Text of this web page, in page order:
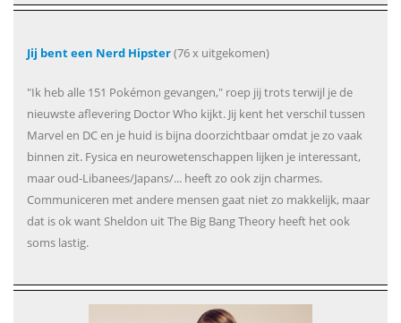
Jij bent een Nerd Hipster(76 x uitgekomen)
"Ik heb alle 151 Pokémon gevangen," roep jij trots terwijl je de
nieuwste aflevering Doctor Who kijkt. Jij kent het verschil tussen
Marvel en DC en je huid is bijna doorzichtbaar omdat je zo vaak
binnen zit. Fysica en neurowetenschappen lijken je interessant,
maar oud-Libanees/Japans/... heeft zo ook zijn charmes.
Communiceren met andere mensen gaat niet zo makkelijk, maar
dat is ok want Sheldon uit The Big Bang Theory heeft het ook
soms lastig.